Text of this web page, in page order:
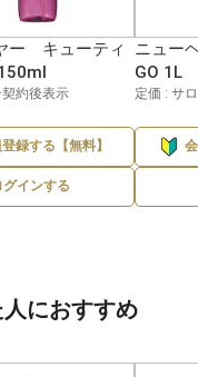
ー キューティ
約後表示
録する【無料】
グインする
ニュー
GO 1L
定価 : サ
におすすめ